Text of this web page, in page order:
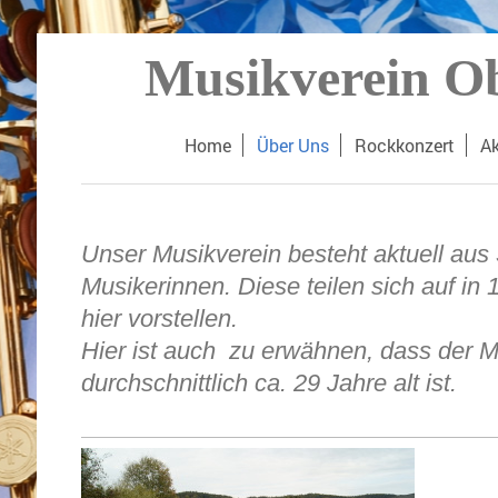
Musikverein
Home Über Uns Rockkonzert
Unser Musikverein besteht aktuell aus
Musikerinnen. Diese teilen sich auf in
hier vorstellen.
Hier ist auch zu erwähnen, dass der
durchschnittlich ca. 29 Jahre alt ist.